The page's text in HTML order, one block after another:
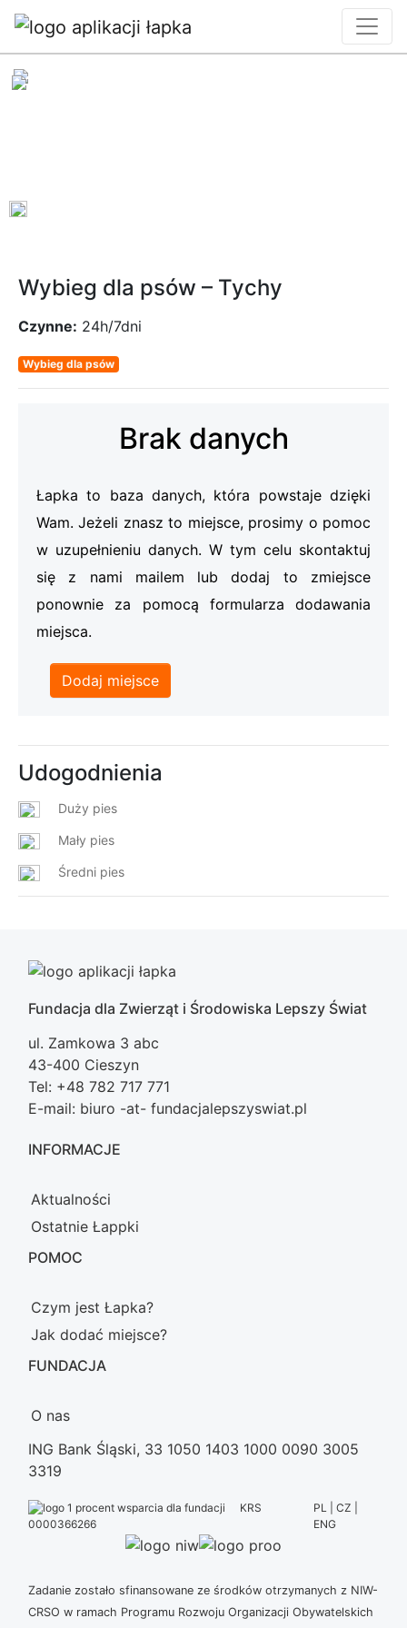
Wybieg dla psów – Tychy
Czynne: 24h/7dni
Wybieg dla psów
Brak danych
Łapka to baza danych, która powstaje dzięki
Wam. Jeżeli znasz to miejsce, prosimy o pomoc
w uzupełnieniu danych. W tym celu skontaktuj
się z nami mailem lub dodaj to zmiejsce
ponownie za pomocą formularza dodawania
miejsca.
Dodaj miejsce
Udogodnienia
Duży pies
Mały pies
Średni pies
Fundacja dla Zwierząt i Środowiska Lepszy Świat
ul. Zamkowa 3 abc
43-400 Cieszyn
Tel: +48 782 717 771
E-mail: biuro -at- fundacjalepszyswiat.pl
INFORMACJE
Aktualności
Ostatnie Łappki
POMOC
Czym jest Łapka?
Jak dodać miejsce?
FUNDACJA
O nas
ING Bank Śląski, 33 1050 1403 1000 0090 3005
3319
KRS
0000366266
PL | CZ |
ENG
Zadanie zostało sfinansowane ze środków otrzymanych z NIW-
CRSO w ramach Programu Rozwoju Organizacji Obywatelskich